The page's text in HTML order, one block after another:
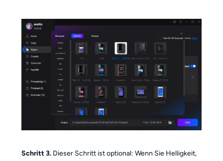
Schritt 3.Dieser Schritt ist optional: Wenn Sie Helligkeit,